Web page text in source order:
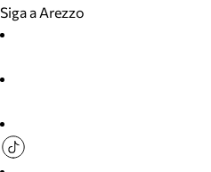
Siga a Arezzo